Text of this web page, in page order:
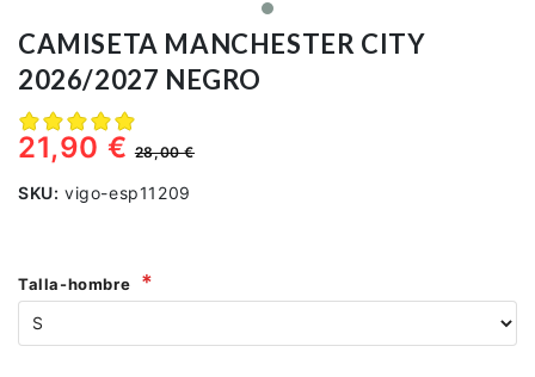
CAMISETA MANCHESTER CITY
2026/2027 NEGRO
21,90 €28,00 €
SKU: vigo-esp11209
Talla-hombre